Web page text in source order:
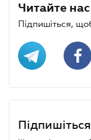
Читайте
Підпишіться,